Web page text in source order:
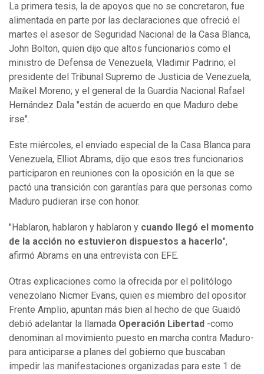
La primera tesis, la de apoyos que no se concretaron, fue
alimentada en parte por las declaraciones que ofreció el
martes el asesor de Seguridad Nacional de la Casa Blanca,
John Bolton, quien dijo que altos funcionarios como el
ministro de Defensa de Venezuela, Vladimir Padrino; el
presidente del Tribunal Supremo de Justicia de Venezuela,
Maikel Moreno; y el general de la Guardia Nacional Rafael
Hernández Dala "están de acuerdo en que Maduro debe
irse".
Este miércoles, el enviado especial de la Casa Blanca para
Venezuela, Elliot Abrams, dijo que esos tres funcionarios
participaron en reuniones con la oposición en la que se
pactó una transición con garantías para que personas como
Maduro pudieran irse con honor.
"Hablaron, hablaron y hablaron y cuando llegó el momento
de la acción no estuvieron dispuestos a hacerlo",
afirmó Abrams en una entrevista con EFE.
Otras explicaciones como la ofrecida por el politólogo
venezolano Nicmer Evans, quien es miembro del opositor
Frente Amplio, apuntan más bien al hecho de que Guaidó
debió adelantar la llamada Operación Libertad -como
denominan al movimiento puesto en marcha contra Maduro-
para anticiparse a planes del gobierno que buscaban
impedir las manifestaciones organizadas para este 1 de